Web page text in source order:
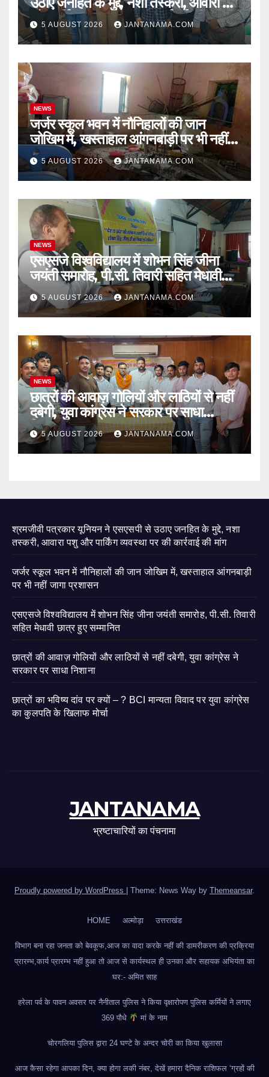
और पार्किंग व्यवस्था पर की कार्रवाई की मांग
5 AUGUST 2026 JANTANAMA.COM
NEWS
जर्जर स्कूल भवन में नौनिहालों की जान
जोखिम में, खस्ताहाल आंगनबाड़ी पर भी नहीं
जागा प्रशासन
5 AUGUST 2026 JANTANAMA.COM
NEWS
एसएसजे विश्वविद्यालय में शोभन सिंह जीना
जयंती समारोह, पी.सी. तिवारी सहित मेधावी
छात्र हुए सम्मानित
5 AUGUST 2026 JANTANAMA.COM
NEWS
छात्रों की आवाज़ गोलियों और लाठियों से नहीं
दबेगी, युवा कांग्रेस ने सरकार पर साधा
निशाना
5 AUGUST 2026 JANTANAMA.COM
श्रमजीवी पत्रकार यूनियन ने एसएसपी से उठाए जनहित के मुद्दे, नशा
तस्करी, आवारा पशु और पार्किंग व्यवस्था पर की कार्रवाई की मांग
जर्जर स्कूल भवन में नौनिहालों की जान जोखिम में, खस्ताहाल आंगनबाड़ी
पर भी नहीं जागा प्रशासन
एसएसजे विश्वविद्यालय में शोभन सिंह जीना जयंती समारोह, पी.सी. तिवारी
सहित मेधावी छात्र हुए सम्मानित
छात्रों की आवाज़ गोलियों और लाठियों से नहीं दबेगी, युवा कांग्रेस ने
सरकार पर साधा निशाना
छात्रों का भविष्य दांव पर क्यों – ? BCI मान्यता विवाद पर युवा कांग्रेस
का कुलपति के खिलाफ मोर्चा
JANTANAMA
भ्रष्टाचारियों का पंचनामा
Proudly powered by WordPress Theme: News Way by Themeansar.
HOME अल्मोड़ा उत्तराखंड
विभाग बना रहा जनता को बेवकूफ,आज का वादा करके नहीं की डामरीकरण की प्रक्रिया
प्रारम्भ,कार्य प्रारम्भ नहीं हुआ तो आज से कार्यस्थल ही उनका और सहायक अभियंता का
घर:- अमित साह
हरेला पर्व के पावन अवसर पर नैनीताल पुलिस ने किया वृक्षारोपण पुलिस कर्मियों ने लगाए
369 पौधे
मां के नाम
चोरगलिया पुलिस द्वारा 24 घण्टे के अन्दर चोरी का किया खुलासा
आज कैसा रहेगा आपका दिन, क्या होगा लकी नंबर, देखें हमारा दैनिक राशिफल ‘ग्रहों की